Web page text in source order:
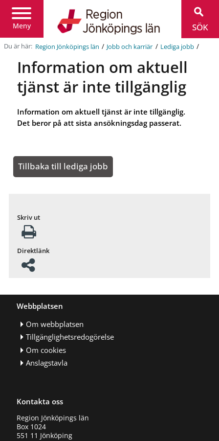
Meny
Jönköpings
län
SÖK
Du är här: Region Jönköpings län / Jobb och karriär / Lediga jobb /
Information om aktuell
tjänst är inte tillgänglig
Information om aktuell tjänst är inte tillgänglig.
Det beror på att sista ansökningsdag passerat.
Tillbaka till lediga jobb
Skriv ut
Direktlänk
Webbplatsen
Om webbplatsen
Tillgänglighetsredogörelse
Om cookies
Anslagstavla
Kontakta oss
Region Jönköpings län
Box 1024
551 11 Jönköping